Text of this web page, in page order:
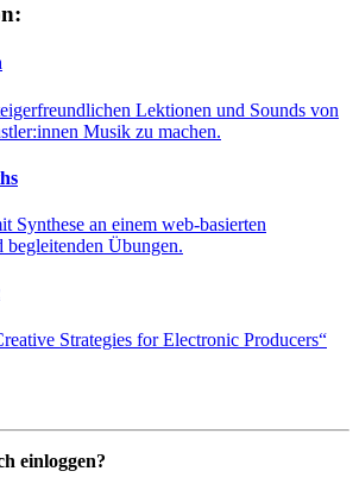
Lektionen und Sounds von
Musik zu machen.
Synthese an einem web-basierten
begleitenden Übungen.
Strategies for Electronic Producers“
einloggen?